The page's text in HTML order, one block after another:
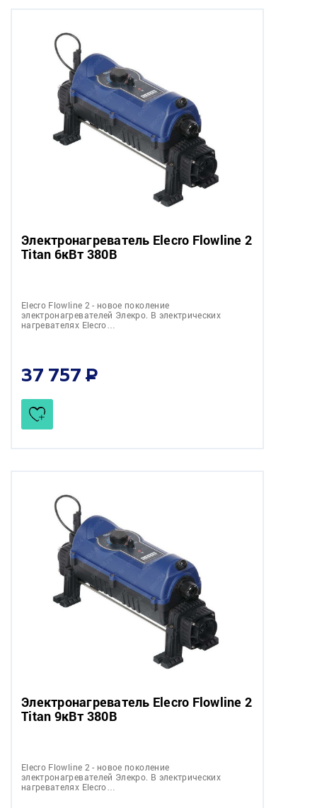
Электронагреватель Elecro Flowline 2
Titan 6кВт 380В
Elecro Flowline 2 - новое поколение
электронагревателей Элекро. В электрических
нагревателях Elecro…
37 757
Электронагреватель Elecro Flowline 2
Titan 9кВт 380В
Elecro Flowline 2 - новое поколение
электронагревателей Элекро. В электрических
нагревателях Elecro…